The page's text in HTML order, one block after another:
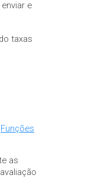
e
taxas
Funções
as